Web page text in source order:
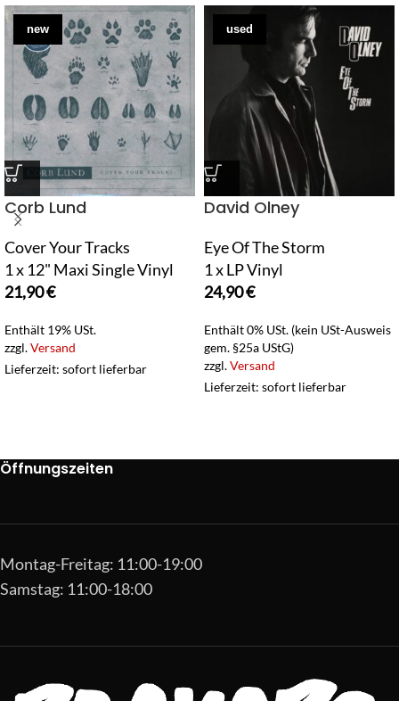
new
Corb Lund
Cover Your Tracks
1 x 12" Maxi Single Vinyl
21,90€
Enthält 19% USt.
zzgl.Versand
Lieferzeit: sofort lieferbar
used
David Olney
Eye Of The Storm
1 x LP Vinyl
24,90€
Enthält 0% USt. (kein USt-Ausweis
gem. §25a UStG)
zzgl.Versand
Lieferzeit: sofort lieferbar
Öffnungszeiten
Montag-Freitag: 11:00-19:00
Samstag: 11:00-18:00